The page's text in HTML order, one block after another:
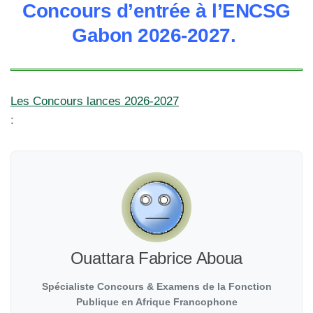
Concours d’entrée à l’ENCSG
Gabon 2026-2027.
Les Concours lances 2026-2027
:
Ouattara Fabrice Aboua
Spécialiste Concours & Examens de la Fonction
Publique en Afrique Francophone